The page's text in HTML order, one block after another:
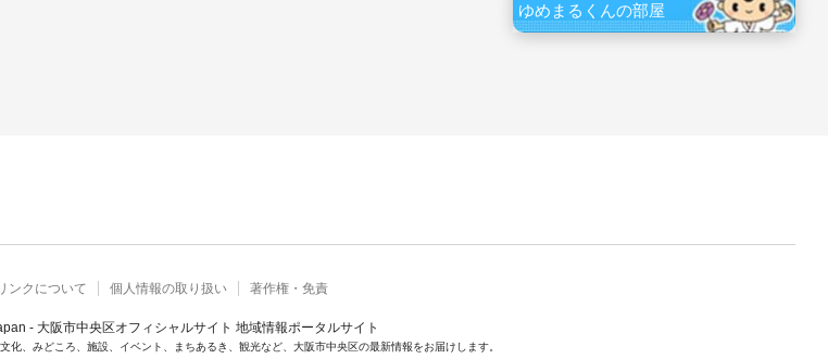
ゆめまるくんの部屋
リンクについて 個人情報の取り扱い 著作権・免責
- 大阪市中央区オフィシャルサイト 地域情報ポータルサイト
、みどころ、施設、イベント、まちあるき、観光など、大阪市中央区の最新情報をお届けします。